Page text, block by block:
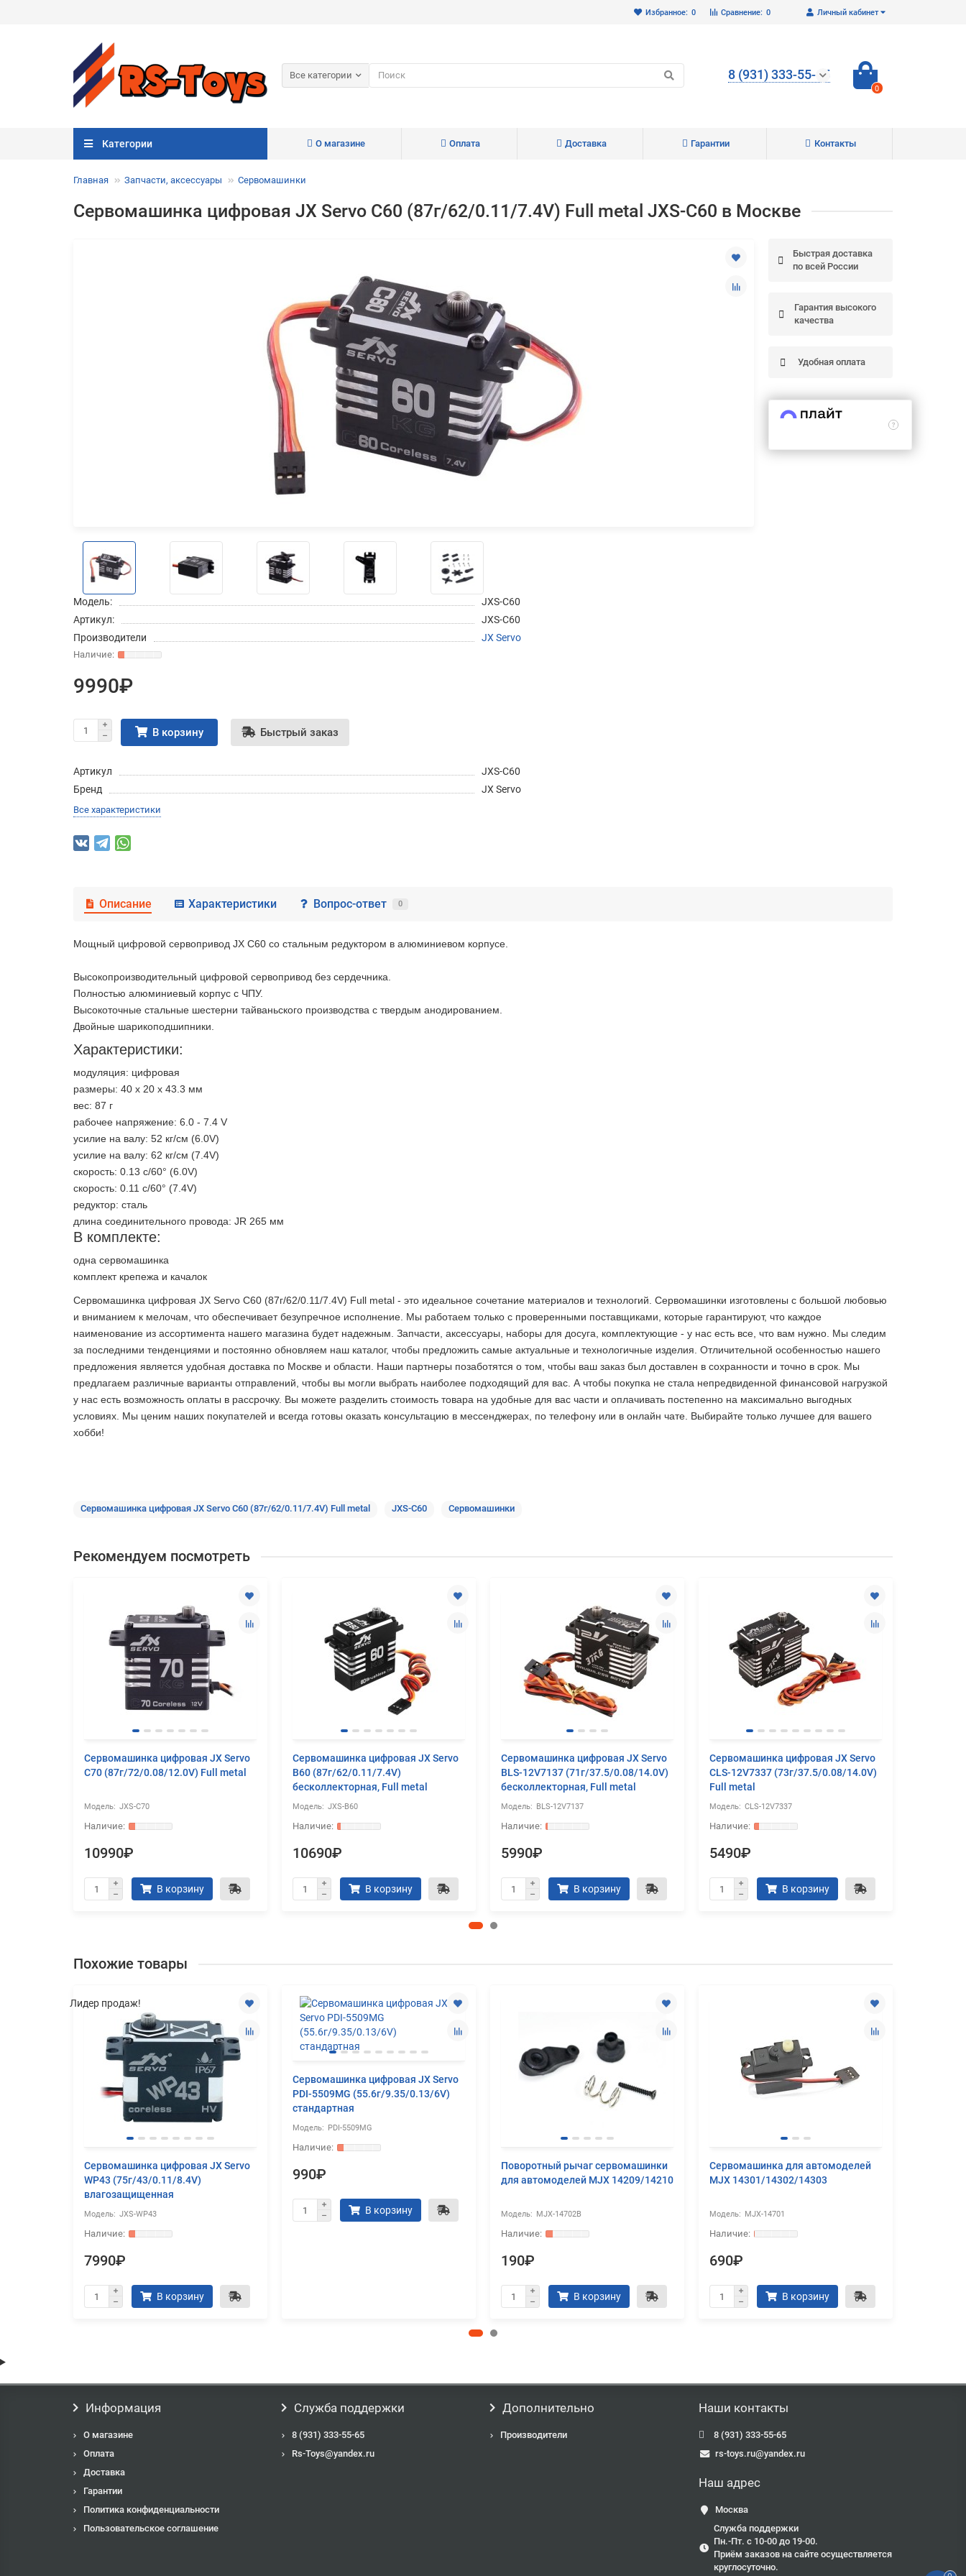
Личный кабинет
Сравнение: 0
Избранное: 0
Все категории 8 (931) 333-55-65
0
Категории О магазине Оплата Доставка Гарантии Контакты
Главная Запчасти, аксессуары Сервомашинки
Сервомашинка цифровая JX Servo C60 (87г/62/0.11/7.4V) Full metal JXS-C60 в Москве
Модель:
JXS-C60
Артикул:
JXS-C60
Производители
JX Servo
9990₽
В корзину Быстрый заказ
Артикул
JXS-C60
Бренд
JX Servo
Все характеристики
Быстрая доставка
по всей России
Гарантия высокого
качества
Удобная оплата
Описание Характеристики Вопрос-ответ 0
Мощный цифровой сервопривод JX C60 со стальным редуктором в алюминиевом корпусе.
Высокопроизводительный цифровой сервопривод без сердечника.
Полностью алюминиевый корпус с ЧПУ.
Высокоточные стальные шестерни тайваньского производства с твердым анодированием.
Двойные шарикоподшипники.
Характеристики:
модуляция: цифровая
размеры: 40 х 20 х 43.3 мм
вес: 87 г
рабочее напряжение: 6.0 - 7.4 V
усилие на валу: 52 кг/см (6.0V)
усилие на валу: 62 кг/см (7.4V)
скорость: 0.13 с/60° (6.0V)
скорость: 0.11 с/60° (7.4V)
редуктор: сталь
длина соединительного провода: JR 265 мм
В комплекте:
одна сервомашинка
комплект крепежа и качалок
Сервомашинка цифровая JX Servo C60 (87г/62/0.11/7.4V) Full metal - это идеальное сочетание материалов и технологий. Сервомашинки изготовлены с большой любовью
и вниманием к мелочам, что обеспечивает безупречное исполнение. Мы работаем только с проверенными поставщиками, которые гарантируют, что каждое
наименование из ассортимента нашего магазина будет надежным. Запчасти, аксессуары, наборы для досуга, комплектующие - у нас есть все, что вам нужно. Мы следим
за последними тенденциями и постоянно обновляем наш каталог, чтобы предложить самые актуальные и технологичные изделия. Отличительной особенностью нашего
предложения является удобная доставка по Москве и области. Наши партнеры позаботятся о том, чтобы ваш заказ был доставлен в сохранности и точно в срок. Мы
предлагаем различные варианты отправлений, чтобы вы могли выбрать наиболее подходящий для вас. А чтобы покупка не стала непредвиденной финансовой нагрузкой
у нас есть возможность оплаты в рассрочку. Вы можете разделить стоимость товара на удобные для вас части и оплачивать постепенно на максимально выгодных
условиях. Мы ценим наших покупателей и всегда готовы оказать консультацию в мессенджерах, по телефону или в онлайн чате. Выбирайте только лучшее для вашего
хобби!
Сервомашинка цифровая JX Servo C60 (87г/62/0.11/7.4V) Full metal JXS-C60 Сервомашинки
Рекомендуем посмотреть
Сервомашинка цифровая JX Servo
C70 (87г/72/0.08/12.0V) Full metal
JXS-C70
10990₽
В корзину
Сервомашинка цифровая JX Servo
B60 (87г/62/0.11/7.4V)
бесколлекторная, Full metal
JXS-B60
10690₽
В корзину
Сервомашинка цифровая JX Servo
BLS-12V7137 (71г/37.5/0.08/14.0V)
бесколлекторная, Full metal
BLS-12V7137
5990₽
В корзину
Сервомашинка цифровая JX Servo
CLS-12V7337 (73г/37.5/0.08/14.0V)
Full metal
CLS-12V7337
5490₽
В корзину
Похожие товары
Лидер продаж!
Сервомашинка цифровая JX Servo
WP43 (75г/43/0.11/8.4V)
влагозащищенная
JXS-WP43
7990₽
В корзину
Сервомашинка цифровая JX Servo
PDI-5509MG (55.6г/9.35/0.13/6V)
стандартная
PDI-5509MG
990₽
В корзину
Поворотный рычаг сервомашинки
для автомоделей MJX 14209/14210
MJX-14702B
190₽
В корзину
Сервомашинка для автомоделей
MJX 14301/14302/14303
MJX-14701
690₽
В корзину
Разбейтеоплату
на частибез переплат
График платежей
25%
Оплачивайте сегодня только
25% картой любого банка
8 (800) 100-05 85
Информация
О магазине
Оплата
Доставка
Гарантии
Политика конфиденциальности
Пользовательское соглашение
Служба поддержки
8 (931) 333-55-65
Rs-Toys@yandex.ru
Дополнительно
Производители
Наши контакты
8 (931) 333-55-65
rs-toys.ru@yandex.ru
Наш адрес
Москва
Служба поддержки
Пн.-Пт. с 10-00 до 19-00.
Приём заказов на сайте осуществляется
круглосуточно.